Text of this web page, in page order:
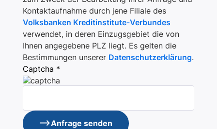
Kontaktaufnahme durch jene Filiale des
Volksbanken Kreditinstitute-Verbundes
verwendet, in deren Einzugsgebiet die von
Ihnen angegebene PLZ liegt. Es gelten die
Bestimmungen unserer Datenschutzerklärung.
Captcha *
Anfrage senden